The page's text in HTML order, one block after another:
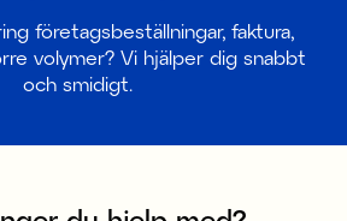
företagsbeställningar, faktura,
volymer? Vi hjälper dig snabbt
och smidigt.